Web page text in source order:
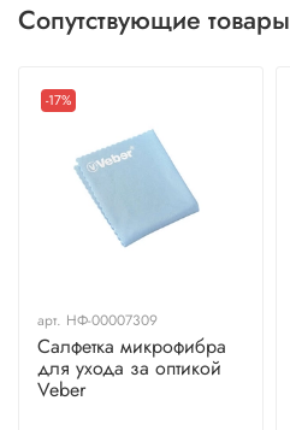
Сопутствующие товары
-17%
арт. НФ-00007309
Салфетка микрофибра
для ухода за оптикой
Veber